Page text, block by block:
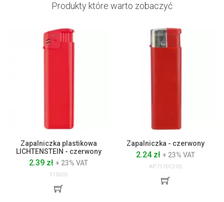
Produkty które warto zobaczyć
Zapalniczka plastikowa
LICHTENSTEIN - czerwony
2.39 zł + 23% VAT
110605
Zapalniczka - czerwony
2.24 zł + 23% VAT
AP717012-05